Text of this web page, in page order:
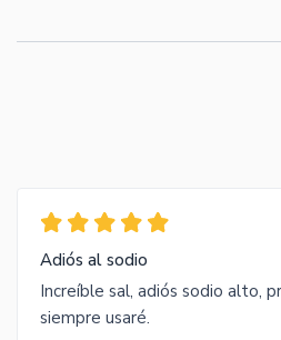
Adiós al sodio
Increíble sal, adiós sodio alto,
siempre usaré.